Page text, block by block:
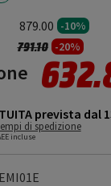
879.00 -10%
Prezzo ridotto da
791.10a-20%
prevista dal
di spedizione
incluse